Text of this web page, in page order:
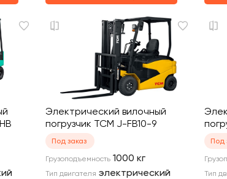
Электрический вилочный
погрузчик TCM J-FB10-9
Под заказ
Грузоподъемность 1000 кг
Тип двигателя электрический
Под
Тип